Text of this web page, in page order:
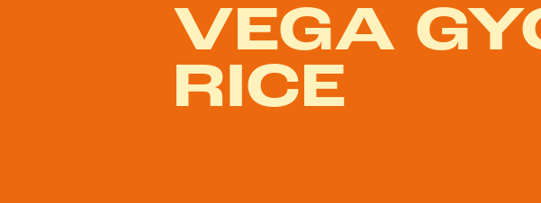
VEGA
RICE